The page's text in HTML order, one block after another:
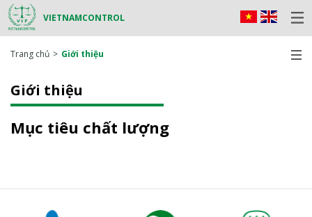
VIETNAMCONTROL
Trang chủ Giới thiệu
Giới thiệu
Mục tiêu chất lượng